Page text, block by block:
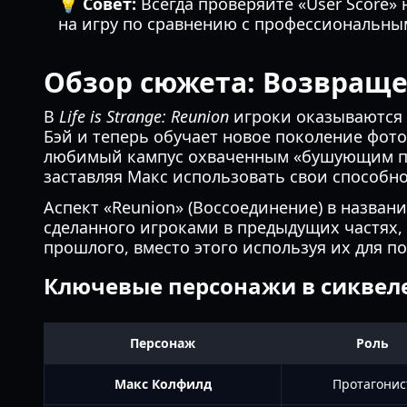
на игру по сравнению с
Обзор сюжета:
В Life is Strange: Reunion игроки
Бэй и теперь обучает новое поколение
любимый кампус охваченным «бушующим
заставляя Макс использовать свои
Аспект «Reunion» (Воссоединение) в
сделанного игроками в предыдущих
прошлого, вместо этого используя их для
Ключевые персонажи в
Персонаж Роль
Макс Колфилд